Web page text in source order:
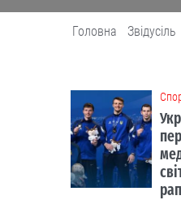
Головна Звідусіль